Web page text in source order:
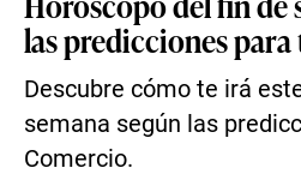
las predicciones
Descubre cómo te irá
semana según las
Comercio.